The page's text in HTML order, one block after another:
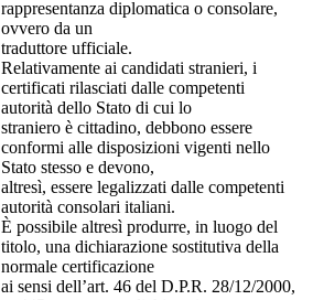
rappresentanza diplomatica o consolare,
ovvero da un
traduttore ufficiale.
Relativamente ai candidati stranieri, i
certificati rilasciati dalle competenti
autorità dello Stato di cui lo
straniero è cittadino, debbono essere
conformi alle disposizioni vigenti nello
Stato stesso e devono,
altresì, essere legalizzati dalle competenti
autorità consolari italiani.
È possibile altresì produrre, in luogo del
titolo, una dichiarazione sostitutiva della
normale certificazione
ai sensi dell’art. 46 del D.P.R. 28/12/2000,